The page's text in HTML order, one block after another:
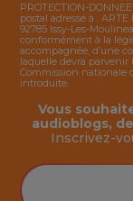
PROTECTION-
postal adressé à :
92785 Issy-Les-
conformément à la
accompagnée, d’une
laquelle devra parvenir
Commission nationale
introduite.
Vous
audioblogs,
Inscrivez-